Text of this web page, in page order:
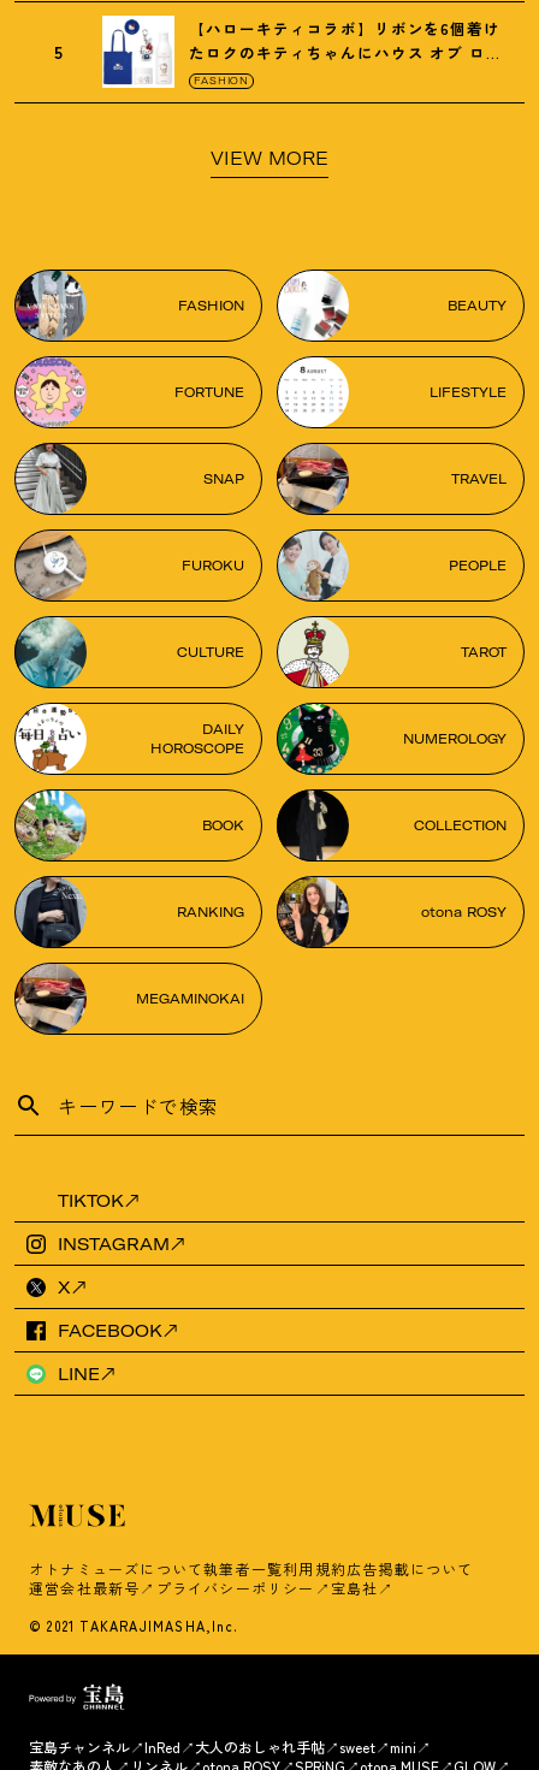
5
【ハローキティコラボ】リボンを6個着け
たロクのキティちゃんにハウス オブ ロー
ゼの限定パケも
FASHION
VIEW MORE
FASHION BEAUTY
FORTUNE LIFESTYLE
SNAP TRAVEL
FUROKU PEOPLE
CULTURE TAROT
DAILY
HOROSCOPE
NUMEROLOGY
BOOK COLLECTION
RANKING otona ROSY
MEGAMINOKAI
TIKTOK
INSTAGRAM
X
FACEBOOK
LINE
オトナミューズについて執筆者一覧利用規約広告掲載について
運営会社最新号 プライバシーポリシー 宝島社
© 2021 TAKARAJIMASHA,Inc.
宝島チャンネル InRed 大人のおしゃれ手帖 sweet
mini
素敵なあの人
リンネル otona ROSY SPRiNG otona MUSE GLOW